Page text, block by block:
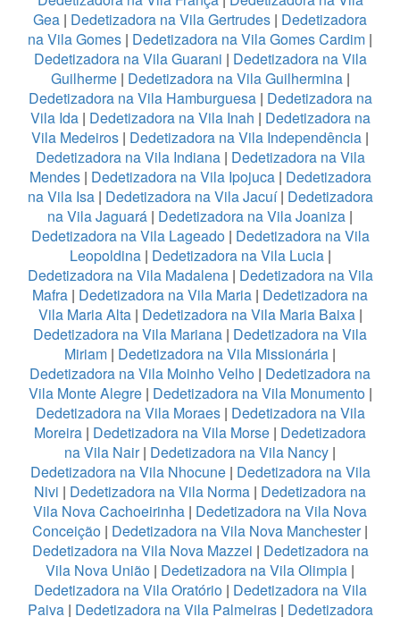
Gea | Dedetizadora na Vila Gertrudes | Dedetizadora
na Vila Gomes | Dedetizadora na Vila Gomes Cardim |
Dedetizadora na Vila Guarani | Dedetizadora na Vila
Guilherme| Dedetizadora na Vila Guilhermina|
Dedetizadora na Vila Hamburguesa| Dedetizadora na
Vila Ida| Dedetizadora na Vila Inah | Dedetizadora na
Vila Medeiros | Dedetizadora na Vila Independência |
Dedetizadora na Vila Indiana| Dedetizadora na Vila
Mendes| Dedetizadora na Vila Ipojuca| Dedetizadora
na Vila Isa| Dedetizadora na Vila Jacuí| Dedetizadora
na Vila Jaguará | Dedetizadora na Vila Joaniza |
Dedetizadora na Vila Lageado| Dedetizadora na Vila
Leopoldina| Dedetizadora na Vila Lucia|
Dedetizadora na Vila Madalena| Dedetizadora na Vila
Mafra | Dedetizadora na Vila Maria | Dedetizadora na
Vila Maria Alta| Dedetizadora na Vila Maria Baixa|
Dedetizadora na Vila Mariana | Dedetizadora na Vila
Miriam | Dedetizadora na Vila Missionária |
Dedetizadora na Vila Moinho Velho | Dedetizadora na
Vila Monte Alegre| Dedetizadora na Vila Monumento|
Dedetizadora na Vila Moraes| Dedetizadora na Vila
Moreira | Dedetizadora na Vila Morse | Dedetizadora
na Vila Nair| Dedetizadora na Vila Nancy |
Dedetizadora na Vila Nhocune| Dedetizadora na Vila
Nivi | Dedetizadora na Vila Norma | Dedetizadora na
Vila Nova Cachoeirinha | Dedetizadora na Vila Nova
Conceição | Dedetizadora na Vila Nova Manchester|
Dedetizadora na Vila Nova Mazzei | Dedetizadora na
Vila Nova União | Dedetizadora na Vila Olimpia |
Dedetizadora na Vila Oratório| Dedetizadora na Vila
Paiva| Dedetizadora na Vila Palmeiras| Dedetizadora